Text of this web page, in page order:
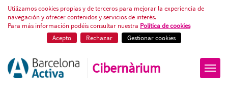
Cursos gratuïts de tecnologia
Utilizamos cookies propias y de terceros para mejorar la experiencia de
navegación y ofrecer contenidos y servicios de interés.
Para más información podéis consultar nuestra Política de cookies
Acepto
Rechazar Gestionar cookies
Cibernàrium